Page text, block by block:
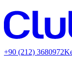
+90 (212) 3680972